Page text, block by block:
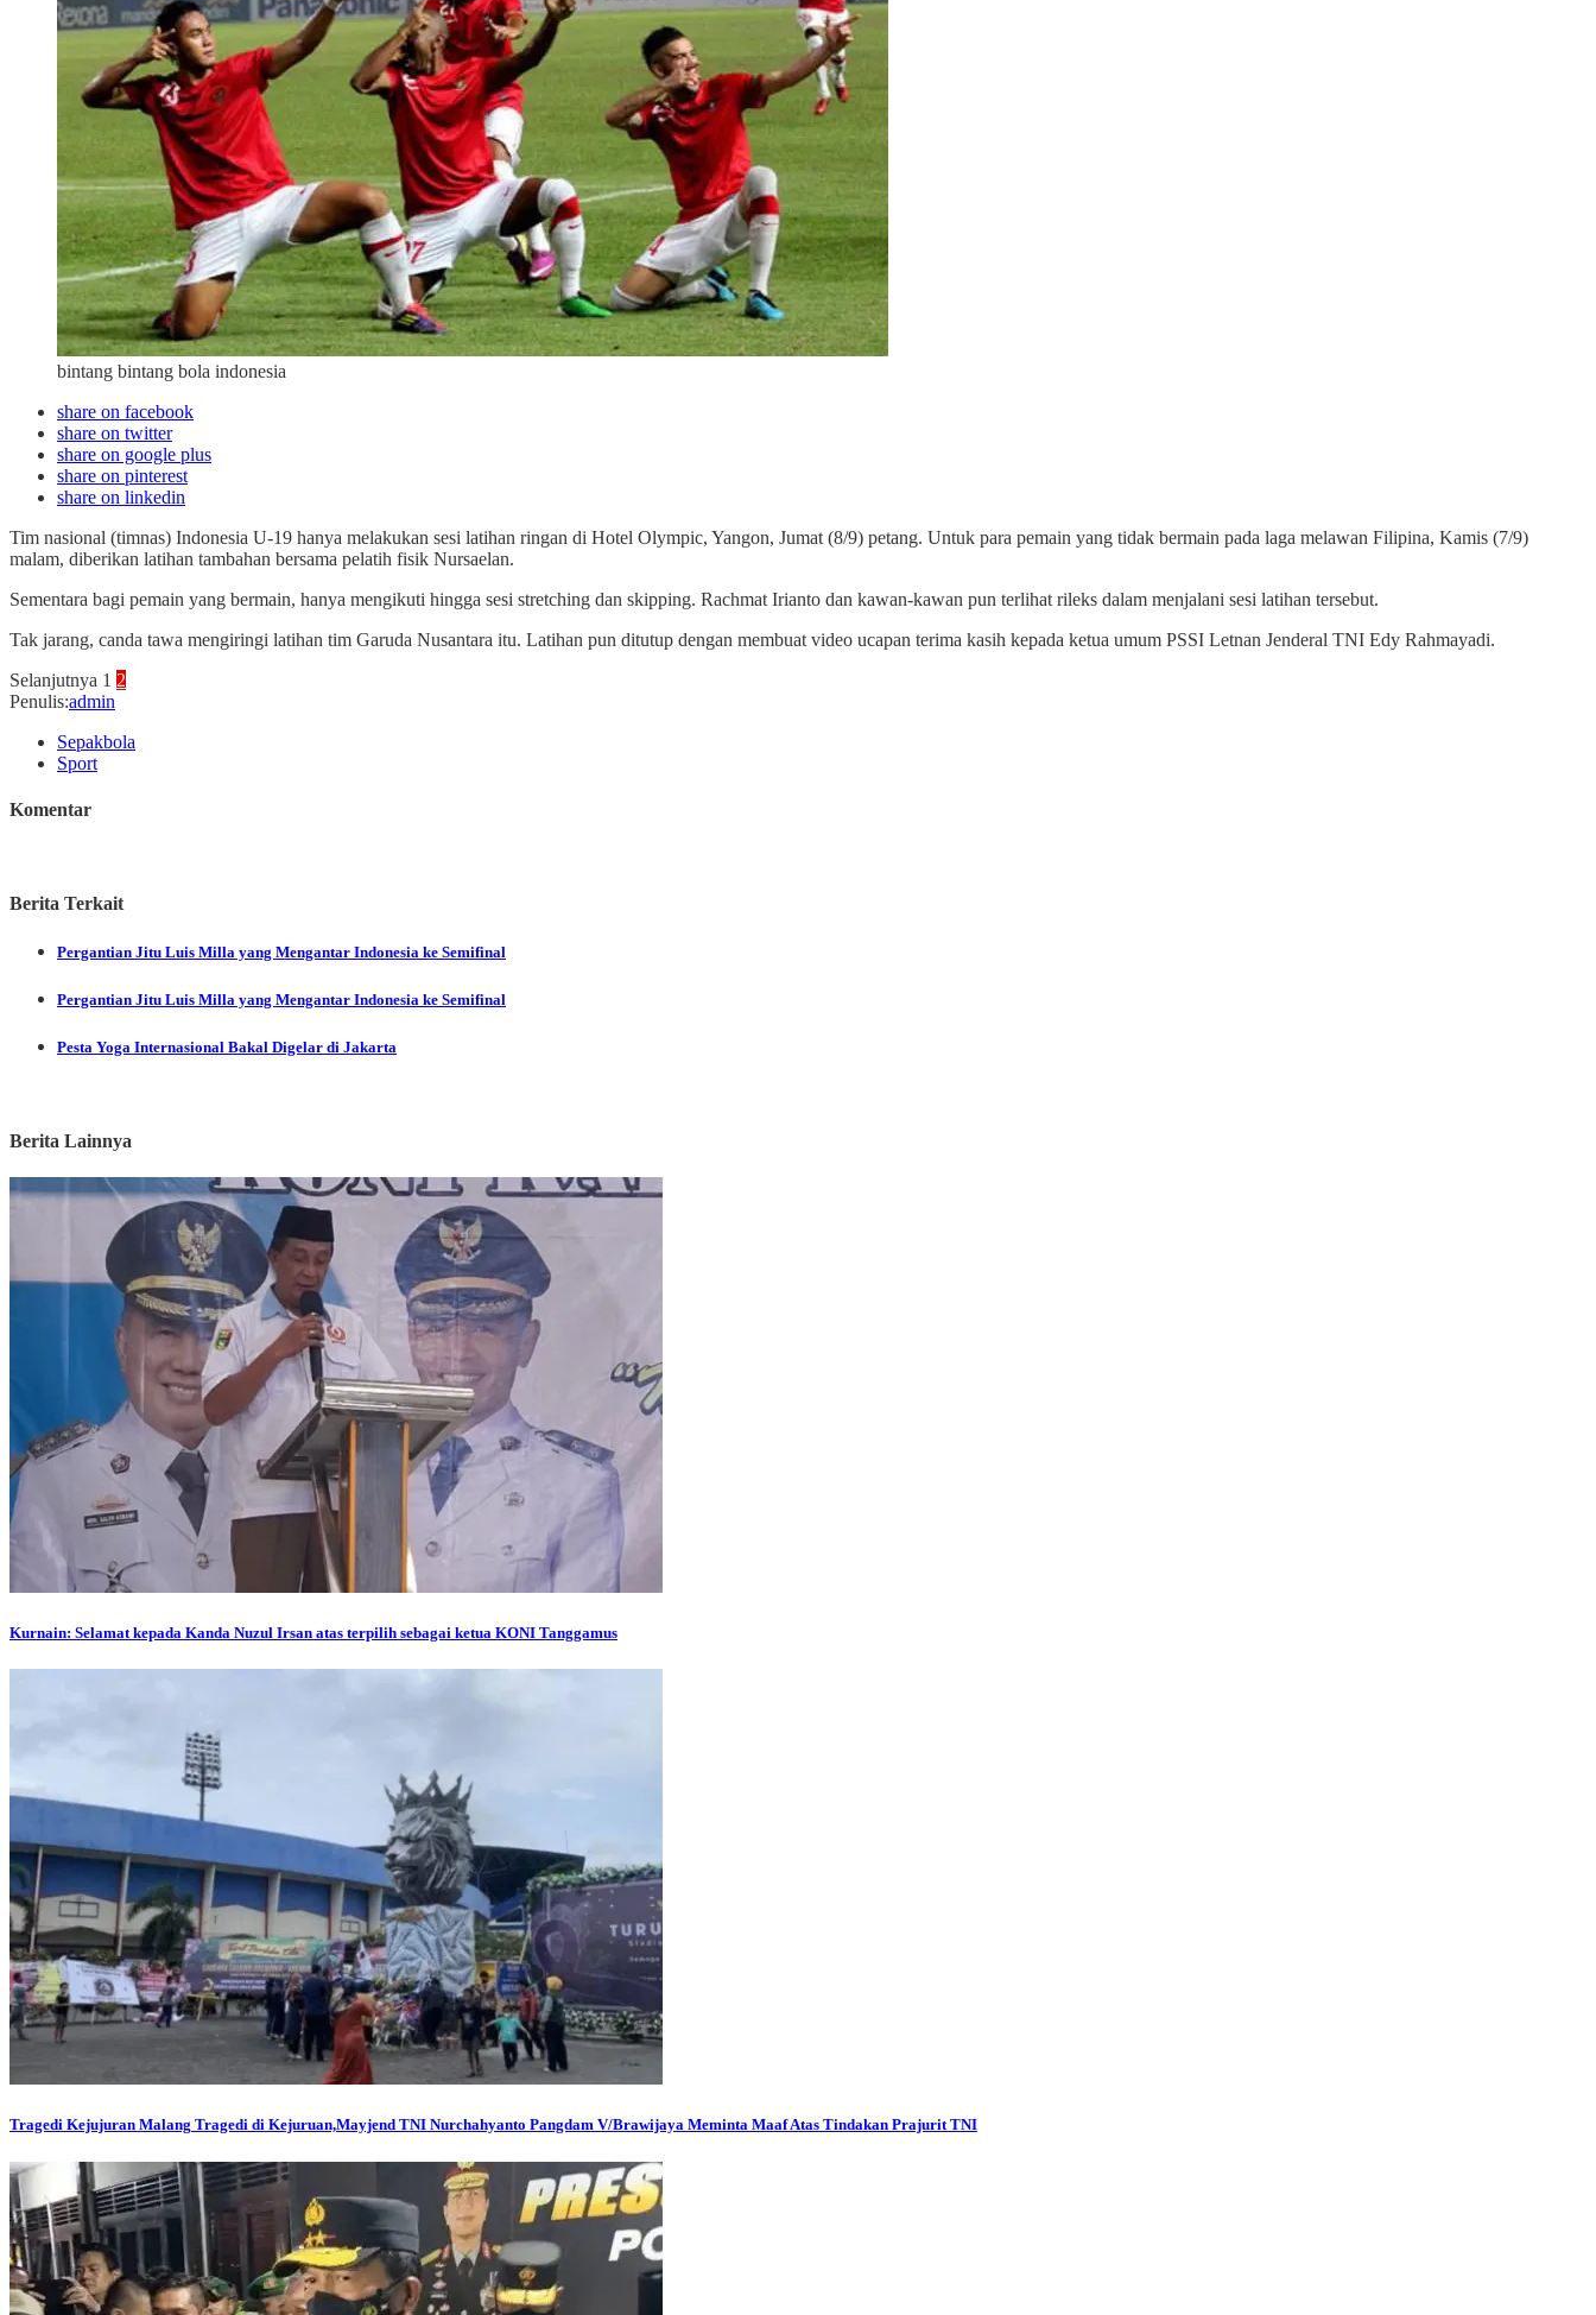
bintang bintang bola indonesia
share on facebook
share on twitter
share on google plus
share on pinterest
share on linkedin
Tim nasional (timnas) Indonesia U-19 hanya melakukan sesi latihan ringan di Hotel Olympic, Yangon, Jumat (8/9) petang. Untuk para pemain yang tidak bermain pada laga melawan Filipina, Kamis (7/9)
malam, diberikan latihan tambahan bersama pelatih fisik Nursaelan.
Sementara bagi pemain yang bermain, hanya mengikuti hingga sesi stretching dan skipping. Rachmat Irianto dan kawan-kawan pun terlihat rileks dalam menjalani sesi latihan tersebut.
Tak jarang, canda tawa mengiringi latihan tim Garuda Nusantara itu. Latihan pun ditutup dengan membuat video ucapan terima kasih kepada ketua umum PSSI Letnan Jenderal TNI Edy Rahmayadi.
Selanjutnya 1 2
Penulis:admin
Sepakbola
Sport
Komentar
Berita Terkait
Pergantian Jitu Luis Milla yang Mengantar Indonesia ke Semifinal
Pergantian Jitu Luis Milla yang Mengantar Indonesia ke Semifinal
Pesta Yoga Internasional Bakal Digelar di Jakarta
Berita Lainnya
Kurnain: Selamat kepada Kanda Nuzul Irsan atas terpilih sebagai ketua KONI Tanggamus
Tragedi Kejujuran Malang Tragedi di Kejuruan,Mayjend TNI Nurchahyanto Pangdam V/Brawijaya Meminta Maaf Atas Tindakan Prajurit TNI